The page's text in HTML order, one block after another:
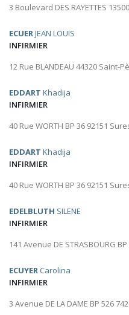
3 Boulevard DES RAYETTES
ECUERJEAN LOUIS
INFIRMIER
12 Rue BLANDEAU 44320 Saint-
EDDART Khadija
INFIRMIER
40 Rue WORTH BP 36 92151
EDDART Khadija
INFIRMIER
40 Rue WORTH BP 36 92151
EDELBLUTH SILENE
INFIRMIER
141 Avenue DE STRASBOURG
ECUYER Carolina
INFIRMIER
3 Avenue DE LA DAME BP 526